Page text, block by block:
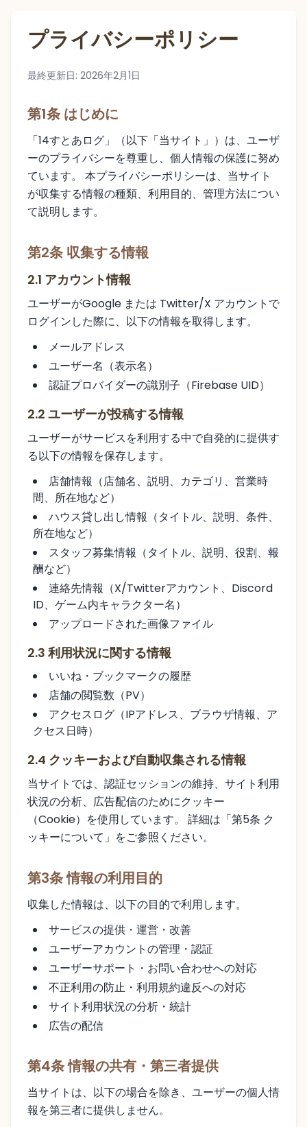
プライバシーポリシー
最終更新日: 2026年2月1日
第1条 はじめに
「14すとあログ」（以下「当サイト」）は、ユーザ
ーのプライバシーを尊重し、個人情報の保護に努め
ています。 本プライバシーポリシーは、当サイト
が収集する情報の種類、利用目的、管理方法につい
て説明します。
第2条 収集する情報
2.1 アカウント情報
ユーザーがGoogle または Twitter/X アカウントで
ログインした際に、以下の情報を取得します。
メールアドレス
ユーザー名（表示名）
認証プロバイダーの識別子（Firebase UID）
2.2 ユーザーが投稿する情報
ユーザーがサービスを利用する中で自発的に提供す
る以下の情報を保存します。
店舗情報（店舗名、説明、カテゴリ、営業時
間、所在地など）
ハウス貸し出し情報（タイトル、説明、条件、
所在地など）
スタッフ募集情報（タイトル、説明、役割、報
酬など）
連絡先情報（X/Twitterアカウント、Discord
ID、ゲーム内キャラクター名）
アップロードされた画像ファイル
2.3 利用状況に関する情報
いいね・ブックマークの履歴
店舗の閲覧数（PV）
アクセスログ（IPアドレス、ブラウザ情報、ア
クセス日時）
2.4 クッキーおよび自動収集される情報
当サイトでは、認証セッションの維持、サイト利用
状況の分析、広告配信のためにクッキー
（Cookie）を使用しています。 詳細は「第5条 ク
ッキーについて」をご参照ください。
第3条 情報の利用目的
収集した情報は、以下の目的で利用します。
サービスの提供・運営・改善
ユーザーアカウントの管理・認証
ユーザーサポート・お問い合わせへの対応
不正利用の防止・利用規約違反への対応
サイト利用状況の分析・統計
広告の配信
第4条 情報の共有・第三者提供
当サイトは、以下の場合を除き、ユーザーの個人情
報を第三者に提供しません。